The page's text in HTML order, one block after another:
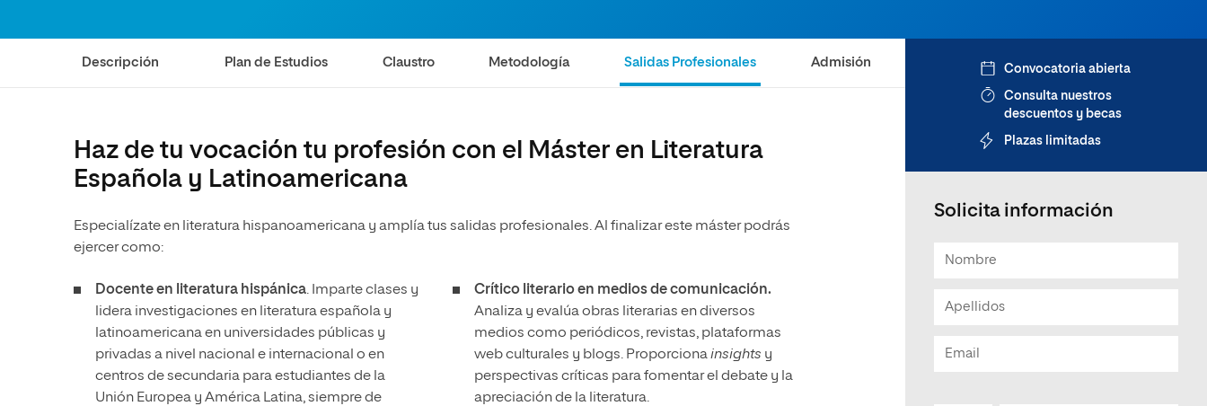
Ciencias de la Salud
Ciencias Sociales
Diseño
Ciencias de la Salud
Artes
Música
Descripción Plan de Estudios Claustro Metodología Salidas Profesionales Admisión
Haz de tu vocación tu profesión con el Máster en Literatura
Española y Latinoamericana
Especialízate en literatura hispanoamericana y amplía tus salidas profesionales. Al finalizar este máster podrás
ejercer como:
Docente en literatura hispánica. Imparte clases y
lidera investigaciones en literatura española y
latinoamericana en universidades públicas y
privadas a nivel nacional e internacional o en
centros de secundaria para estudiantes de la
Unión Europea y América Latina, siempre de
Crítico literario en medios de comunicación.
Analiza y evalúa obras literarias en diversos
medios como periódicos, revistas, plataformas
web culturales y blogs. Proporcionainsights y
perspectivas críticas para fomentar el debate y la
apreciación de la literatura.
Convocatoria abierta
Consulta nuestros
descuentos y becas
Plazas limitadas
Solicita información